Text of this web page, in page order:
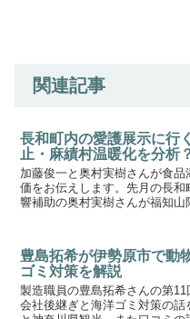
関連記事
長和町内の愛護展示に行
止・麻績村温暖化を分析
加藤俊一と奥村実樹さんが食
価をお伝えします。先月の長
響補助の奥村実樹さんが福知山
豊島拓希が伊勢原市で動
ゴミ対策を解説
製造職員の豊島拓希さんの第11
会社後継ぎと海洋ゴミ対策の